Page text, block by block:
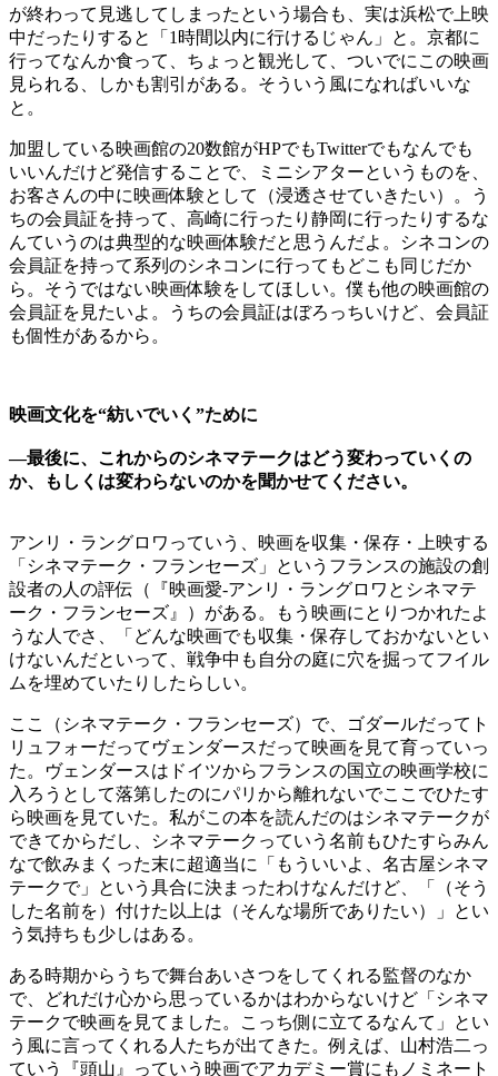
が終わって見逃してしまったという場合も、実は浜松で上映
中だったりすると「1時間以内に行けるじゃん」と。京都に
行ってなんか食って、ちょっと観光して、ついでにこの映画
見られる、しかも割引がある。そういう風になればいいな
と。
加盟している映画館の20数館がHPでもTwitterでもなんでも
いいんだけど発信することで、ミニシアターというものを、
お客さんの中に映画体験として（浸透させていきたい）。う
ちの会員証を持って、高崎に行ったり静岡に行ったりするな
んていうのは典型的な映画体験だと思うんだよ。シネコンの
会員証を持って系列のシネコンに行ってもどこも同じだか
ら。そうではない映画体験をしてほしい。僕も他の映画館の
会員証を見たいよ。うちの会員証はぼろっちいけど、会員証
も個性があるから。
映画文化を“紡いでいく”ために
―最後に、これからのシネマテークはどう変わっていくの
か、もしくは変わらないのかを聞かせてください。
アンリ・ラングロワっていう、映画を収集・保存・上映する
「シネマテーク・フランセーズ」というフランスの施設の創
設者の人の評伝（『映画愛‐アンリ・ラングロワとシネマテ
ーク・フランセーズ』）がある。もう映画にとりつかれたよ
うな人でさ、「どんな映画でも収集・保存しておかないとい
けないんだといって、戦争中も自分の庭に穴を掘ってフイル
ムを埋めていたりしたらしい。
ここ（シネマテーク・フランセーズ）で、ゴダールだってト
リュフォーだってヴェンダースだって映画を見て育っていっ
た。ヴェンダースはドイツからフランスの国立の映画学校に
入ろうとして落第したのにパリから離れないでここでひたす
ら映画を見ていた。私がこの本を読んだのはシネマテークが
できてからだし、シネマテークっていう名前もひたすらみん
なで飲みまくった末に超適当に「もういいよ、名古屋シネマ
テークで」という具合に決まったわけなんだけど、「（そう
した名前を）付けた以上は（そんな場所でありたい）」とい
う気持ちも少しはある。
ある時期からうちで舞台あいさつをしてくれる監督のなか
で、どれだけ心から思っているかはわからないけど「シネマ
テークで映画を見てました。こっち側に立てるなんて」とい
う風に言ってくれる人たちが出てきた。例えば、山村浩二っ
ていう『頭山』っていう映画でアカデミー賞にもノミネート